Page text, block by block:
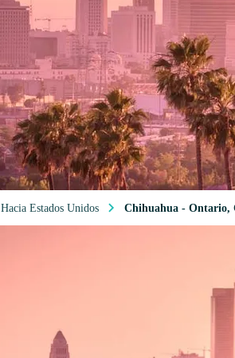
Hacia Estados Unidos Chihuahua - Ontario,